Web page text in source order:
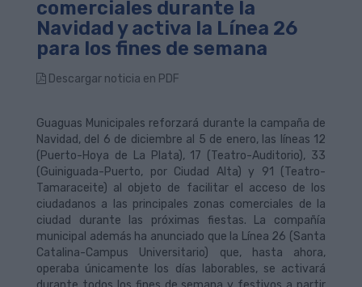
comerciales durante la
Navidad y activa la Línea 26
para los fines de semana
Descargar noticia en PDF
Guaguas Municipales reforzará durante la campaña de
Navidad, del 6 de diciembre al 5 de enero, las líneas 12
(Puerto-Hoya de La Plata), 17 (Teatro-Auditorio), 33
(Guiniguada-Puerto, por Ciudad Alta) y 91 (Teatro-
Tamaraceite) al objeto de facilitar el acceso de los
ciudadanos a las principales zonas comerciales de la
ciudad durante las próximas fiestas. La compañía
municipal además ha anunciado que la Línea 26 (Santa
Catalina-Campus Universitario) que, hasta ahora,
operaba únicamente los días laborables, se activará